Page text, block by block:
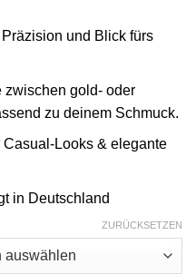
und Blick fürs
zwischen gold- oder
zu deinem Schmuck.
Looks & elegante
in Deutschland
ZURÜCKSETZEN